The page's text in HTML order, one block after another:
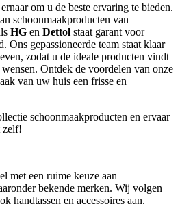
om u de beste ervaring te bieden.
schoonmaakproducten van
HG en Dettol staat garant voor
Ons gepassioneerde team staat klaar
zodat u de ideale producten vindt
Ontdek de voordelen van onze
van uw huis een frisse en
schoonmaakproducten en ervaar
zelf!
met een ruime keuze aan
bekende merken. Wij volgen
handtassen en accessoires aan.